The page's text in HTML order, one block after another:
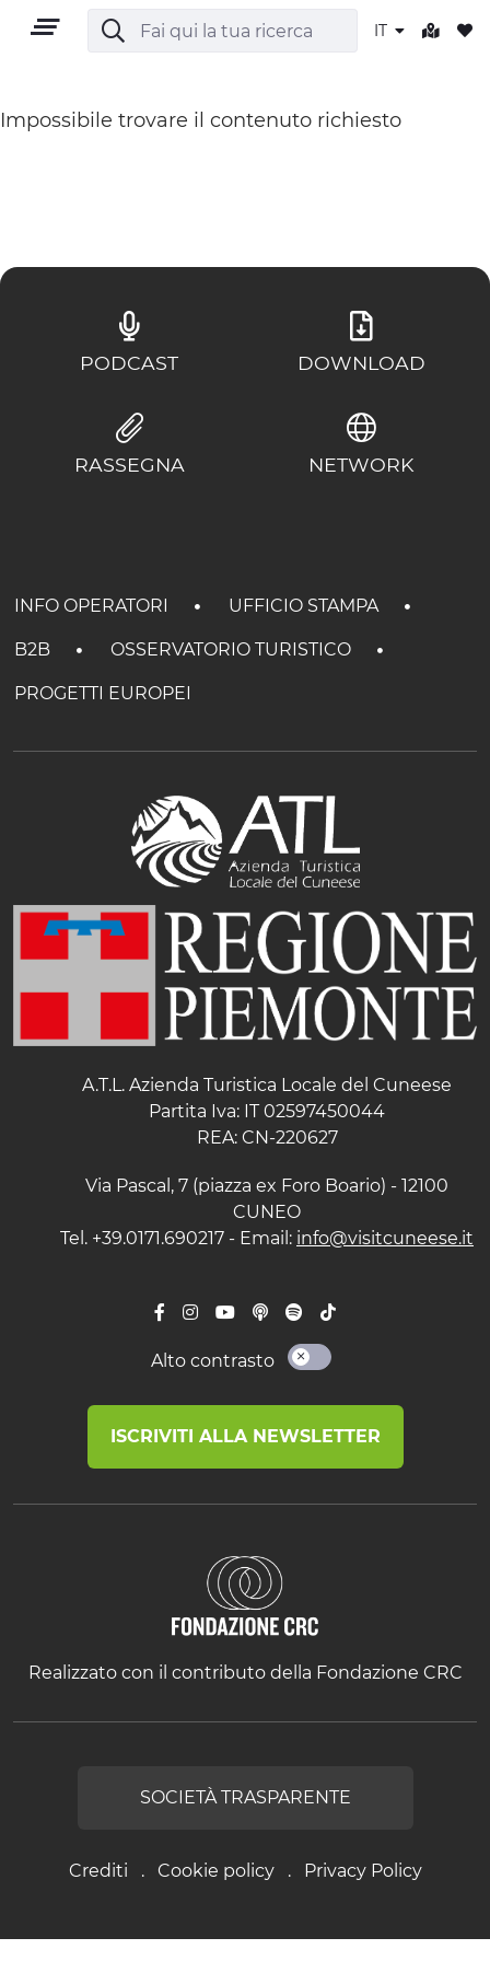
IT
OUTDOOR
NATURA E BENESSERE
OFFERTE
ACCOGLIENZA
Impossibile trovare il contenuto richiesto
PODCAST DOWNLOAD
RASSEGNA NETWORK
INFO OPERATORI UFFICIO STAMPA
B2B OSSERVATORIO TURISTICO
PROGETTI EUROPEI
A.T.L. Azienda Turistica Locale del Cuneese
Partita Iva: IT 02597450044
REA: CN-220627
Via Pascal, 7 (piazza ex Foro Boario) - 12100
CUNEO
Tel. +39.0171.690217 - Email: info@visitcuneese.it
Alto contrasto
ISCRIVITI ALLA NEWSLETTER
Realizzato con il contributo della Fondazione CRC
Crediti Cookie policy Privacy Policy
SOCIETÀ TRASPARENTE